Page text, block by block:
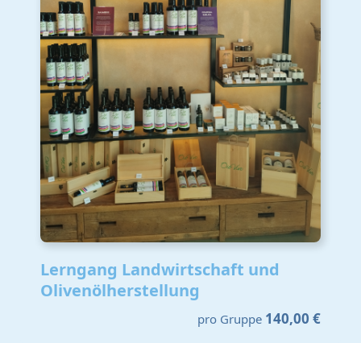
Lerngang Landwirtschaft und
Olivenölherstellung
pro Gruppe 140,00 €